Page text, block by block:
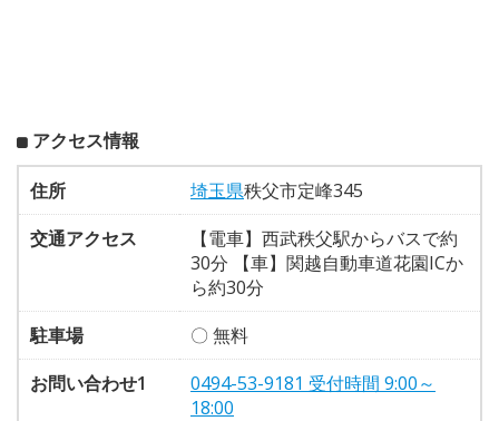
アクセス情報
住所 埼玉県秩父市定峰345
交通アクセス
【電車】西武秩父駅からバスで約
30分 【車】関越自動車道花園ICか
ら約30分
駐車場
〇 無料
お問い合わせ1
0494-53-9181 受付時間 9:00～
18:00